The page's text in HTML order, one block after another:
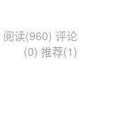
阅读(960) 评论
(0) 推荐(1)